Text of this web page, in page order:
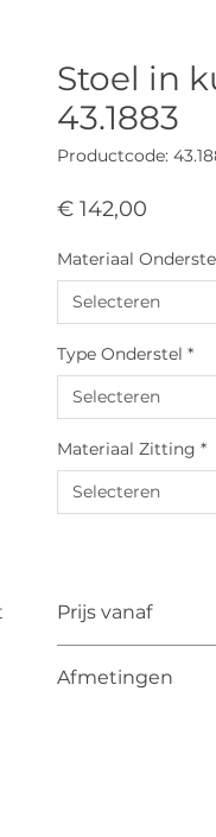
Stoel in
43.1883
Productcode:
€ 142,00
Materiaal
Selecteren
Type Onderstel *
Selecteren
Materiaal Zitting *
Selecteren
Prijs vanaf
De uiteindelijke
Afmetingen